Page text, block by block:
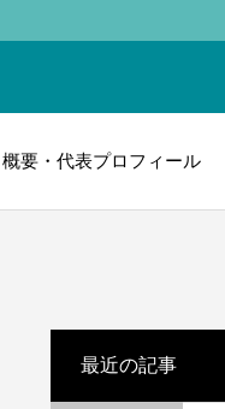
概要・代表プロフィール
最近の記事